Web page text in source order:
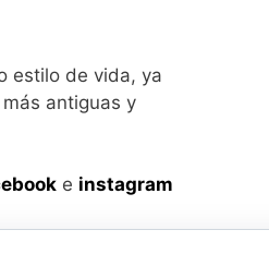
estilo de vida, ya
antiguas y
e instagram